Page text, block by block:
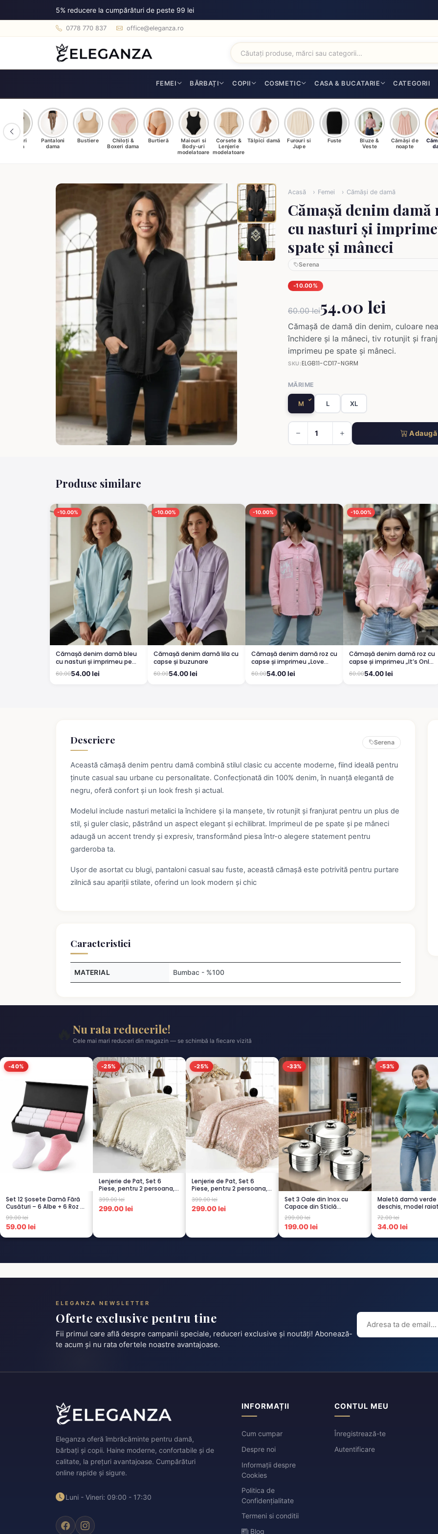
5% reducere la cumpărături de peste 99 lei
0778 770 837 office@eleganza.ro
FEMEI BĂRBAȚI COPII COSMETIC CASA & BUCATARIE CATEGORII
Dresuri
dama
Pantaloni
dama
Bustiere
Chiloți &
Boxeri dama
Burtieră
Maiouri si
Body-uri
modelatoare
Corsete &
Lenjerie
modelatoare
Tălpici damă
Furouri si
Jupe
Fuste
Bluze &
Veste
Cămăși de
noapte
Acasă Femei Cămăși de damă
Cămașă denim damă
cu nasturi și
spate și mâneci
Serena
-10.00%
60.00 lei54.00 lei
Cămașă de damă din denim, culoare
închidere și la mâneci, tiv rotunjit și
imprimeu pe spate și mâneci.
SKU:ELGB11-CD17-NGRM
MĂRIME
M L XL
Produse similare
-10.00%
Cămașă denim damă bleu
cu nasturi și imprimeu pe
spate și mâneci
60.0054.00 lei
-10.00%
Cămașă denim damă lila cu
capse și buzunare
60.0054.00 lei
-10.00%
Cămașă denim damă roz cu
capse și imprimeu „Love
Insensitize”
60.0054.00 lei
-10.00%
Cămașă denim damă roz cu
capse și imprimeu „It’s Only
an Ilusion”
60.0054.00 lei
Descriere Serena
Această cămașă denim pentru damă combină stilul clasic cu accente moderne, fiind ideală pentru
ținute casual sau urbane cu personalitate. Confecționată din 100% denim, în nuanță elegantă de
negru, oferă confort și un look fresh și actual.
Modelul include nasturi metalici la închidere și la manșete, tiv rotunjit și franjurat pentru un plus de
stil, și guler clasic, păstrând un aspect elegant și echilibrat. Imprimeul de pe spate și pe mâneci
adaugă un accent trendy și expresiv, transformând piesa într-o alegere statement pentru
garderoba ta.
Ușor de asortat cu blugi, pantaloni casual sau fuste, această cămașă este potrivită pentru purtare
zilnică sau apariții stilate, oferind un look modern și chic
Caracteristici
MATERIAL Bumbac - %100
Nu rata reducerile!
Cele mai mari reduceri din magazin — se schimbă la fiecare vizită
-40%
Set 12 Șosete Damă Fără
Cusături – 6 Albe + 6 Roz –
Scu...
99.00 lei
59.00 lei
-25%
Lenjerie de Pat, Set 6
Piese, pentru 2 persoana,
CREM-4...
399.00 lei
299.00 lei
-25%
Lenjerie de Pat, Set 6
Piese, pentru 2 persoana,
CAPUCI...
399.00 lei
299.00 lei
-33%
Set 3 Oale din Inox cu
Capace din Sticlă
Termorezistent...
299.00 lei
199.00 lei
-53%
Maletă damă verde
deschis, model raiat
72.00 lei
34.00 lei
ELEGANZA NEWSLETTER
Oferte exclusive pentru tine
Fii primul care află despre campanii speciale, reduceri exclusive și noutăți! Abonează-
te acum și nu rata ofertele noastre avantajoase.
Eleganza oferă îmbrăcăminte pentru damă,
bărbați și copii. Haine moderne, confortabile și de
calitate, la prețuri avantajoase. Cumpărături
online rapide și sigure.
Luni - Vineri: 09:00 - 17:30
INFORMAȚII
Cum cumpar
Despre noi
Informații despre
Cookies
Politica de
Confidențialitate
Termeni si conditii
Blog
CONTUL MEU
Înregistrează-te
Autentificare